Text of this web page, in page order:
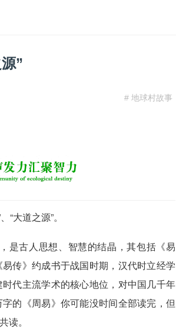
”
# 地球村故事
大道之源”。
是古人思想、智慧的结晶，其包括《易
传》约成书于战国时期，汉代时立经学
代主流学术的核心地位，对中国几千年
的《周易》你可能没时间全部读完，但
读。